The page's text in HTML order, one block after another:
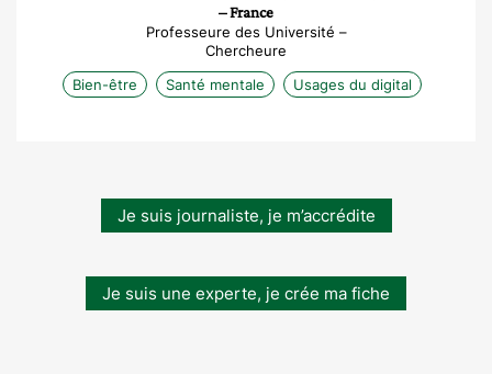
– France
Professeure des Université –
Chercheure
Bien-être
Santé mentale Usages du digital
Je suis journaliste, je m’accrédite
Je suis une experte, je crée ma fiche